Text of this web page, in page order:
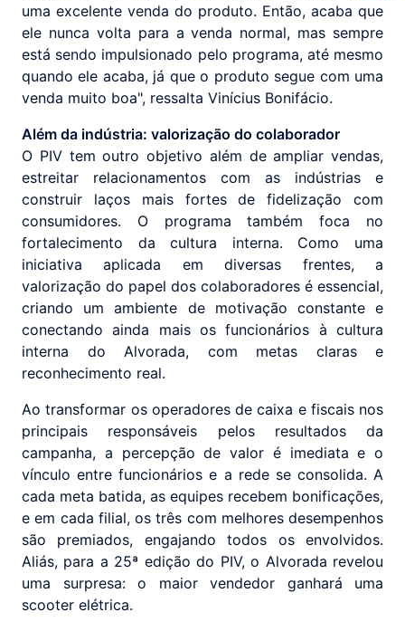
uma excelente venda do produto. Então, acaba que
ele nunca volta para a venda normal, mas sempre
está sendo impulsionado pelo programa, até mesmo
quando ele acaba, já que o produto segue com uma
venda muito boa", ressalta Vinícius Bonifácio.
Além da indústria: valorização do colaborador
O PIV tem outro objetivo além de ampliar vendas,
estreitar relacionamentos com as indústrias e
construir laços mais fortes de fidelização com
consumidores. O programa também foca no
fortalecimento da cultura interna. Como uma
iniciativa aplicada em diversas frentes, a
valorização do papel dos colaboradores é essencial,
criando um ambiente de motivação constante e
conectando ainda mais os funcionários à cultura
interna do Alvorada, com metas claras e
reconhecimento real.
Ao transformar os operadores de caixa e fiscais nos
principais responsáveis pelos resultados da
campanha, a percepção de valor é imediata e o
vínculo entre funcionários e a rede se consolida. A
cada meta batida, as equipes recebem bonificações,
e em cada filial, os três com melhores desempenhos
são premiados, engajando todos os envolvidos.
Aliás, para a 25ª edição do PIV, o Alvorada revelou
uma surpresa: o maior vendedor ganhará uma
scooter elétrica.